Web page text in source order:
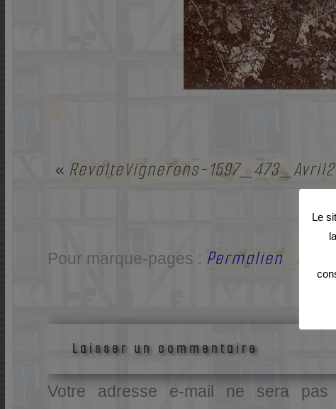
« RevolteVignerons-
Pour marque-pages : Permalien .
Laisser un commentaire
Votre adresse e-mail ne sera pas
Le